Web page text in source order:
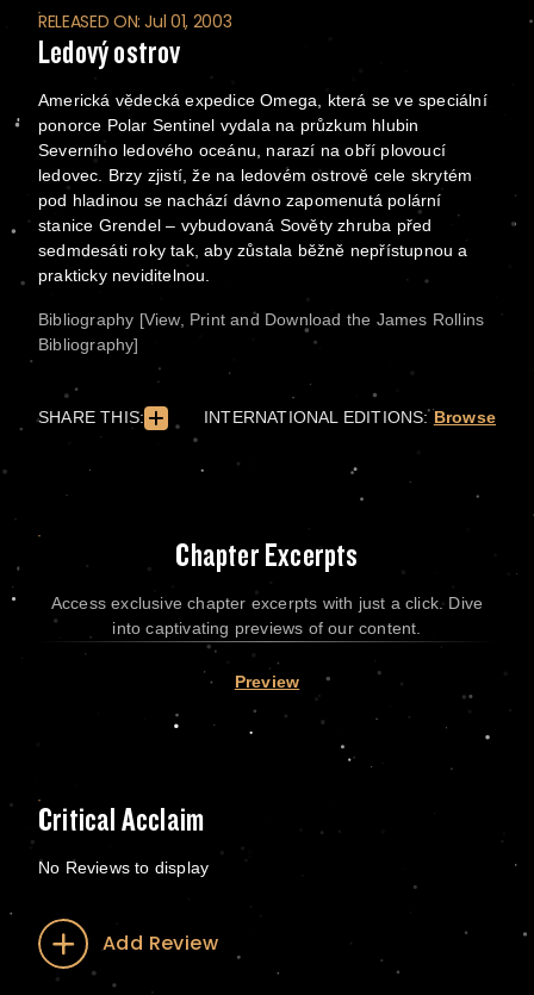
RELEASED ON: Jul 01, 2003
Ledový ostrov
Americká vědecká expedice Omega, která se ve speciální
ponorce Polar Sentinel vydala na průzkum hlubin
Severního ledového oceánu, narazí na obří plovoucí
ledovec. Brzy zjistí, že na ledovém ostrově cele skrytém
pod hladinou se nachází dávno zapomenutá polární
stanice Grendel – vybudovaná Sověty zhruba před
sedmdesáti roky tak, aby zůstala běžně nepřístupnou a
prakticky neviditelnou.
Bibliography [View, Print and Download the James Rollins
Bibliography]
SHARE THIS: INTERNATIONAL EDITIONS: Browse
Chapter Excerpts
Access exclusive chapter excerpts with just a click. Dive
into captivating previews of our content.
Preview
Critical Acclaim
No Reviews to display
Add Review